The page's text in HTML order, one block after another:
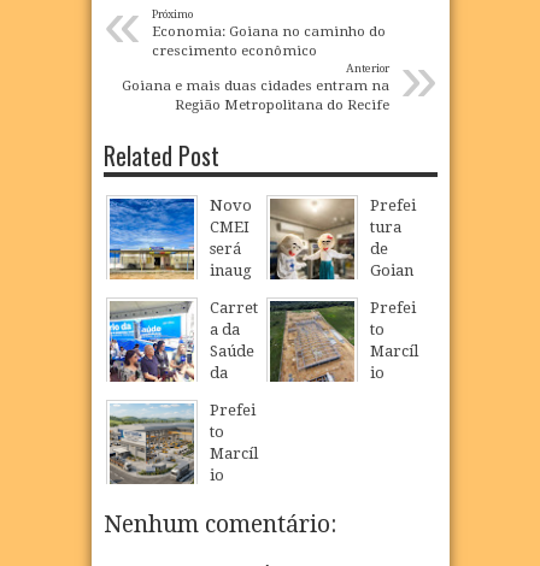
« Próximo
Economia: Goiana no caminho do
crescimento econômico
»
Anterior
Goiana e mais duas cidades entram na
Região Metropolitana do Recife
Related Post
Novo
CMEI
será
inaug
em
São
Loure
nço e
ampli
a
oferta
de
infanti
Prefei
tura
de
Goian
realiz
a
Camp
anha
Carret
a da
Saúde
da
r
inicia
atendi
mento
Goian
Prefei
to
Marcíl
io
Prefei
to
Marcíl
io
realiz
Nenhum comentário: